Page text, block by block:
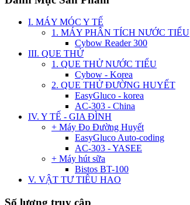
I. MÁY MÓC Y TẾ
1. MÁY PHÂN TÍCH NƯỚC TIỂU
Cybow Reader 300
III. QUE THỬ
1. QUE THỬ NƯỚC TIỂU
Cybow - Korea
2. QUE THỬ ĐƯỜNG HUYẾT
EasyGluco - korea
AC-303 - China
IV. Y TẾ - GIA ĐÌNH
+ Máy Đo Đường Huyết
EasyGluco Auto-coding
AC-303 - YASEE
+ Máy hút sữa
Bistos BT-100
V. VẬT TƯ TIÊU HAO
Số lượng truy cập